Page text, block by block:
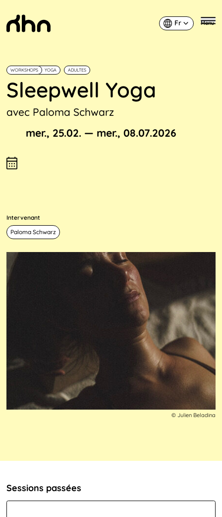
KHN
Français
Fr Menu
WORKSHOPS YOGA ADULTES
Sleepwell Yoga
avec Paloma Schwarz
À partir du
mer., 25.02. — Jusqu’au
mer., 08.07.2026
Intervenant
Paloma Schwarz
© Julien Beladina
Sessions passées